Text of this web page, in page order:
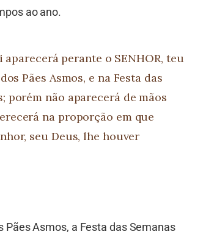
ao ano.
perante o SENHOR, teu
Pães Asmos, e na Festa das
porém não aparecerá de mãos
na proporção em que
seu Deus, lhe houver
Asmos, a Festa das Semanas